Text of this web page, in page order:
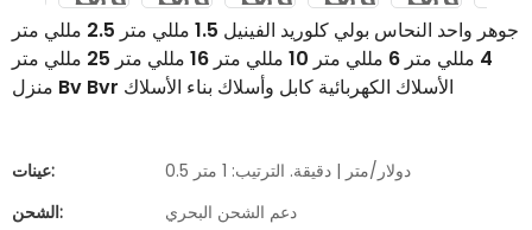
جوهر واحد النحاس بولي كلوريد الفينيل 1.5 مللي متر 2.5 مللي متر
4 مللي متر 6 مللي متر 10 مللي متر 16 مللي متر 25 مللي متر
منزل Bv Bvr الأسلاك الكهربائية كابل وأسلاك بناء الأسلاك
عينات:
0.5 دولار/متر | دقيقة. الترتيب: 1 متر
الشحن:
دعم الشحن البحري